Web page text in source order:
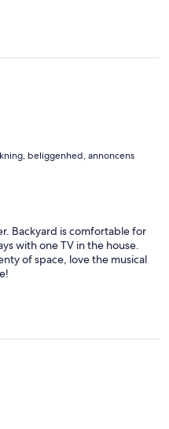
beliggenhed, annoncens
Backyard is comfortable for
with one TV in the house.
of space, love the musical